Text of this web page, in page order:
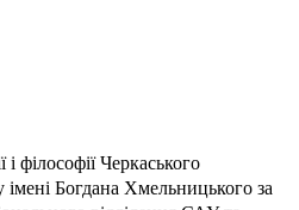
і філософії Черкаського
імені Богдана Хмельницького за